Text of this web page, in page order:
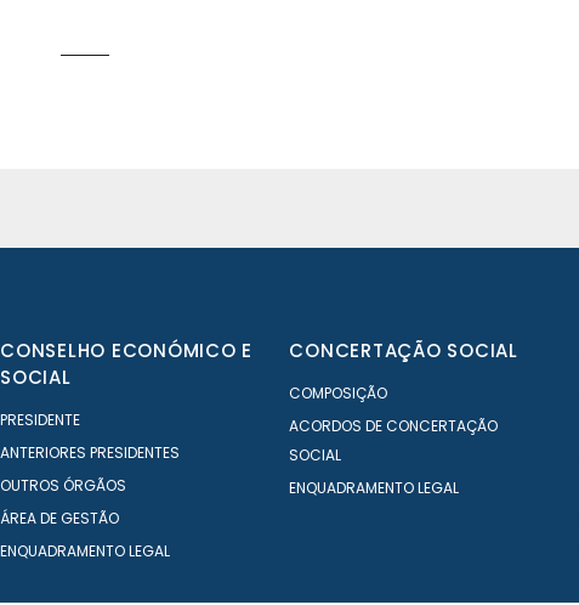
CONSELHO ECONÓMICO E
SOCIAL
PRESIDENTE
ANTERIORES PRESIDENTES
OUTROS ÓRGÃOS
ÁREA DE GESTÃO
ENQUADRAMENTO LEGAL
CONCERTAÇÃO SOCIAL
COMPOSIÇÃO
ACORDOS DE CONCERTAÇÃO
SOCIAL
ENQUADRAMENTO LEGAL